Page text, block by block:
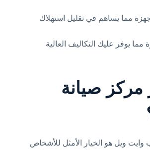
مما يساهم في تقليل استهلاك
مما يوفر عليك التكاليف العالية
مركز صيانة
وايت ويل هو الخيار الأمثل للأشخاص